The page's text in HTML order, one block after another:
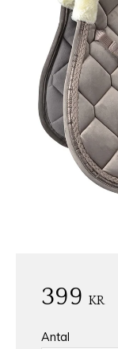
399 KR
Antal